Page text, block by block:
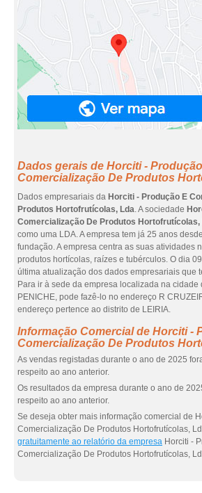
Dados gerais de Horciti -
Comercialização De Produtos
Dados empresariais da Horciti - Produção E
Produtos Hortofrutícolas, Lda. A sociedade
Comercialização De Produtos Hortofrutícolas,
como uma LDA. A empresa tem já 25 anos
fundação. A empresa centra as suas atividades
produtos hortícolas, raízes e tubérculos. O dia
última atualização dos dados empresariais que
Para ir à sede da empresa localizada na cidade
PENICHE, pode fazê-lo no endereço R
endereço pertence ao distrito de LEIRIA.
Informação Comercial de Horciti -
Comercialização De Produtos
As vendas registadas durante o ano de 2025
respeito ao ano anterior.
Os resultados da empresa durante o ano de
respeito ao ano anterior.
Se deseja obter mais informação comercial de
Comercialização De Produtos Hortofrutícolas,
gratuitamente ao relatório da empresa Horciti -
Comercialização De Produtos Hortofrutícolas,